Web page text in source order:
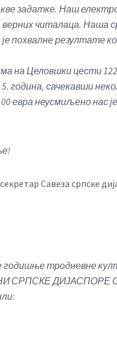
задатке. Наш
верних читалаца. Наша
похвалне резултате
на Целовшки цести
година, сачекавши
евра неусмиљено нас
Савеза српске
годишње тродневне
СРПСКЕ